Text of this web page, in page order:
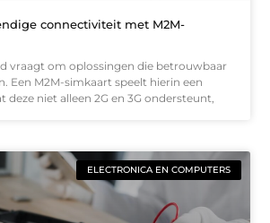
connectiviteit met M2M-
vraagt om oplossingen die betrouwbaar
Een M2M-simkaart speelt hierin een
deze niet alleen 2G en 3G ondersteunt,
ELECTRONICA EN COMPUTERS